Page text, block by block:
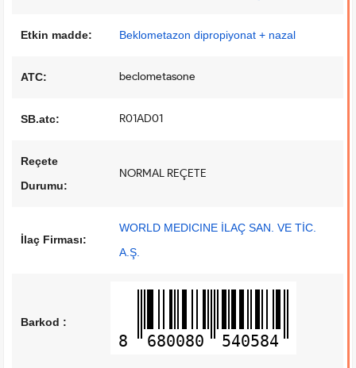
Etkin madde: Beklometazon dipropiyonat + nazal
ATC: beclometasone
SB.atc: R01AD01
Reçete
Durumu:
NORMAL REÇETE
İlaç Firması:
WORLD MEDICINE İLAÇ SAN. VE TİC.
A.Ş.
Barkod :
8 680080 540584